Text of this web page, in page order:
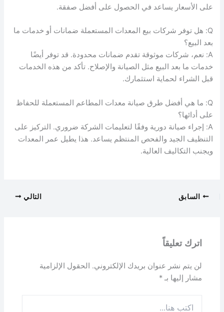
على الأسعار يساعد في الحصول على أفضل صفقة.
Q: هل توفر شركات بيع المعدات المستعملة ضمانات أو خدمات ما
بعد البيع؟
A: نعم، شركات موثوقة تقدم ضمانات محدودة. قد توفر أيضًا
خدمات ما بعد البيع مثل الصيانة والإصلاح. تأكد من هذه الخدمات
قبل الشراء لحماية استثمارك.
Q: ما هي أفضل طرق صيانة معدات المطاعم المستعملة للحفاظ
على أدائها؟
A: إجراء صيانة دورية وفقًا لتعليمات الشركة ضروري. التركيز على
التنظيف الجيد والفحص المنتظم يساعد. هذا يطيل عمر المعدات
ويجنب التكاليف العالية.
السابق التالي
اترك تعليقاً
لن يتم نشر عنوان بريدك الإلكتروني. الحقول الإلزامية
مشار إليها بـ*
هنا...